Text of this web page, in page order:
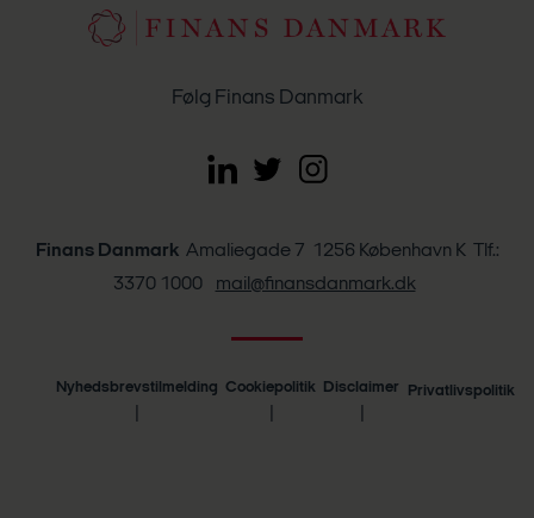
Følg Finans Danmark
Finans DanmarkAmaliegade 7 1256 København K Tlf.:
3370 1000
mail@finansdanmark.dk
Nyhedsbrevstilmelding Cookiepolitik Disclaimer Privatlivspolitik